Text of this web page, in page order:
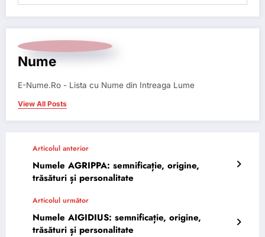
Nume
E-Nume.Ro - Lista cu Nume din Intreaga Lume
View All Posts
Articolul anterior
Numele AGRIPPA: semnificație, origine,
trăsături și personalitate
Articolul următor
Numele AIGIDIUS: semnificație, origine,
trăsături și personalitate